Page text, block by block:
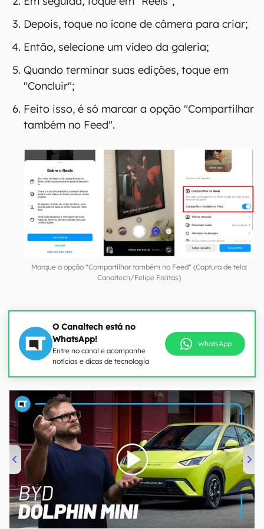
Depois, toque no ícone de câmera para criar;
Então, selecione um vídeo da galeria;
Quando terminar suas edições, toque em
"Concluir";
Feito isso, é só marcar a opção "Compartilhar
também no Feed".
Marque a opção "Compartilhar também no Feed" (Captura de tela:
Canaltech/Felipe Freitas)
O Canaltech está no
WhatsApp!
Entre no canal e acompanhe
notícias e dicas de tecnologia
WhatsApp
00:00/04:07